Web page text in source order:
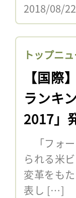
2018/08/22
トップニ
【国際
ランキ
2017」
「フォ
られる米
変革をも
表し […]